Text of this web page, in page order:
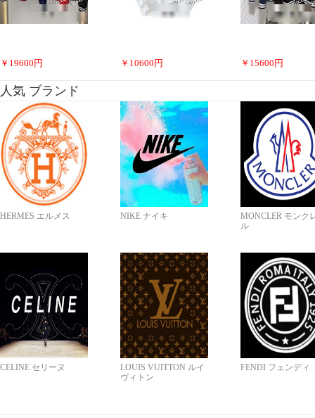
￥ 19600 円 ￥ 10600 円 ￥ 15600 円
人気 ブランド
HERMES エルメス NIKE ナイキ
MONCLER モンク
ル
CELINE セリーヌ
LOUIS VUITTON ルイ
ヴィトン
FENDI フェンディ